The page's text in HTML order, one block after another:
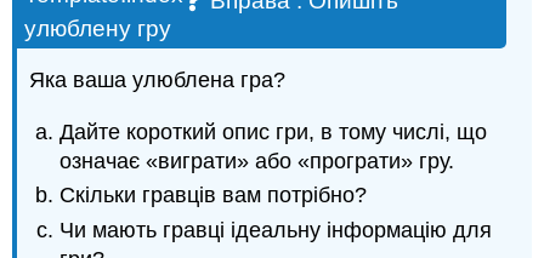
улюблену гру
Яка ваша улюблена гра?
Дайте короткий опис гри, в тому числі, що
означає «виграти» або «програти» гру.
Скільки гравців вам потрібно?
Чи мають гравці ідеальну інформацію для